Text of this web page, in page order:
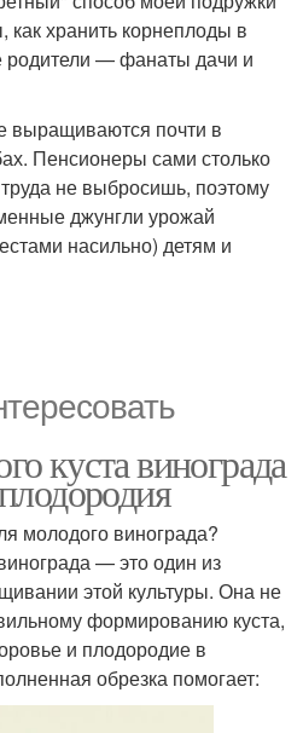
хранить корнеплоды в
родители — фанаты дачи и
выращиваются почти в
Пенсионеры сами столько
не выбросишь, поэтому
джунгли урожай
насильно) детям и
куста винограда
молодого винограда?
— это один из
этой культуры. Она не
формированию куста,
и плодородие в
обрезка помогает: